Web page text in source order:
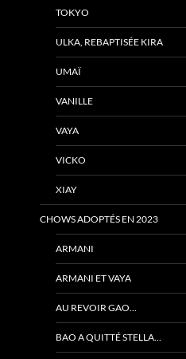
TOKYO
ULKA, REBAPTISÉE KIRA
UMAÏ
VANILLE
VAYA
VICKO
XIAY
CHOWS ADOPTÉS EN 2023
ARMANI
ARMANI ET VAYA
AU REVOIR GAO…
BAO A QUITTÉ STELLA…